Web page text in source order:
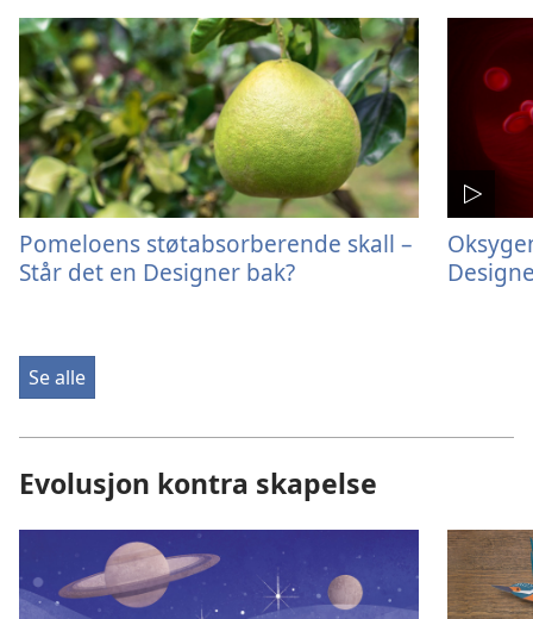
Pomeloens støtabsorberende skall –
Står det en Designer bak?
Se alle
Evolusjon kontra skapelse